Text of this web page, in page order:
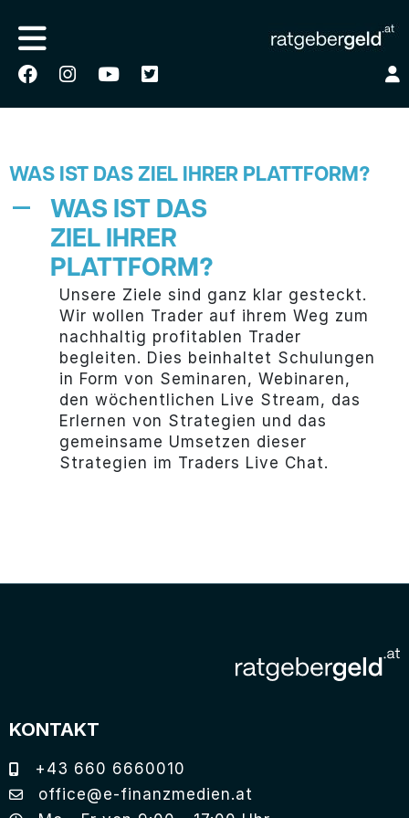
WAS IST DAS ZIEL IHRER PLATTFORM?
A
WAS IST DAS
ZIEL IHRER
PLATTFORM?
Unsere Ziele sind ganz klar gesteckt.
Wir wollen Trader auf ihrem Weg zum
nachhaltig profitablen Trader
begleiten. Dies beinhaltet Schulungen
in Form von Seminaren, Webinaren,
den wöchentlichen Live Stream, das
Erlernen von Strategien und das
gemeinsame Umsetzen dieser
Strategien im Traders Live Chat.
KONTAKT
+43 660 6660010
office@e-finanzmedien.at